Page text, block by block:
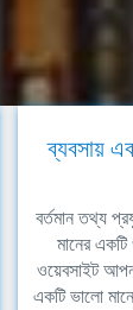
ব্যবসায়
বর্তমান তথ্য
মানের
ওয়েবসাইট
একটি ভালো